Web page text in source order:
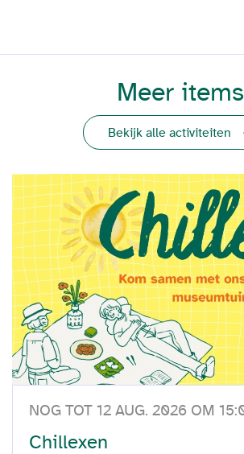
Meer items
Bekijk alle activiteiten
NOG TOT 12 AUG. 2026 OM
Chillexen